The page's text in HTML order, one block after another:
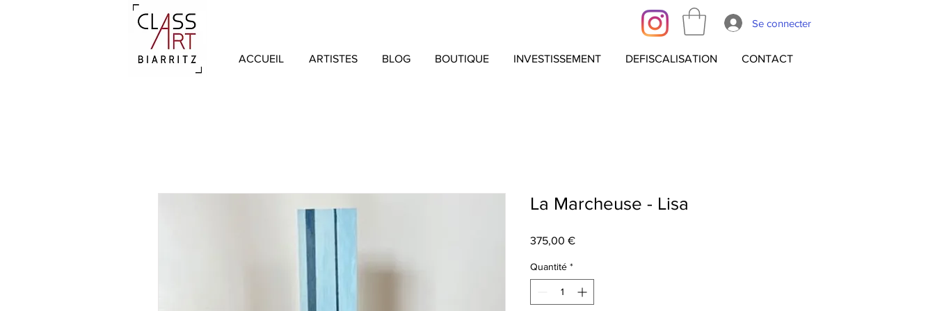
Se connecter
ACCUEIL ARTISTES BLOG BOUTIQUE INVESTISSEMENT DEFISCALISATION CONTACT
La Marcheuse - Lisa
375,00 €Prix
Quantité *